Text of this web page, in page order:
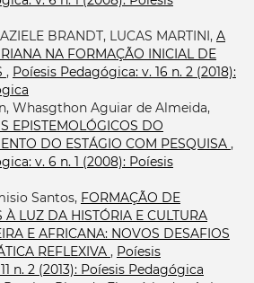
BRANDT, LUCAS MARTINI, A
NA FORMAÇÃO INICIAL DE
, Poíesis Pedagógica: v. 16 n. 2 (2018):
Whasgthon Aguiar de Almeida,
EPISTEMOLÓGICOS DO
DO ESTÁGIO COM PESQUISA ,
v. 6 n. 1 (2008): Poíesis
Santos, FORMAÇÃO DE
À LUZ DA HISTÓRIA E CULTURA
E AFRICANA: NOVOS DESAFIOS
REFLEXIVA , Poíesis
n. 2 (2013): Poíesis Pedagógica